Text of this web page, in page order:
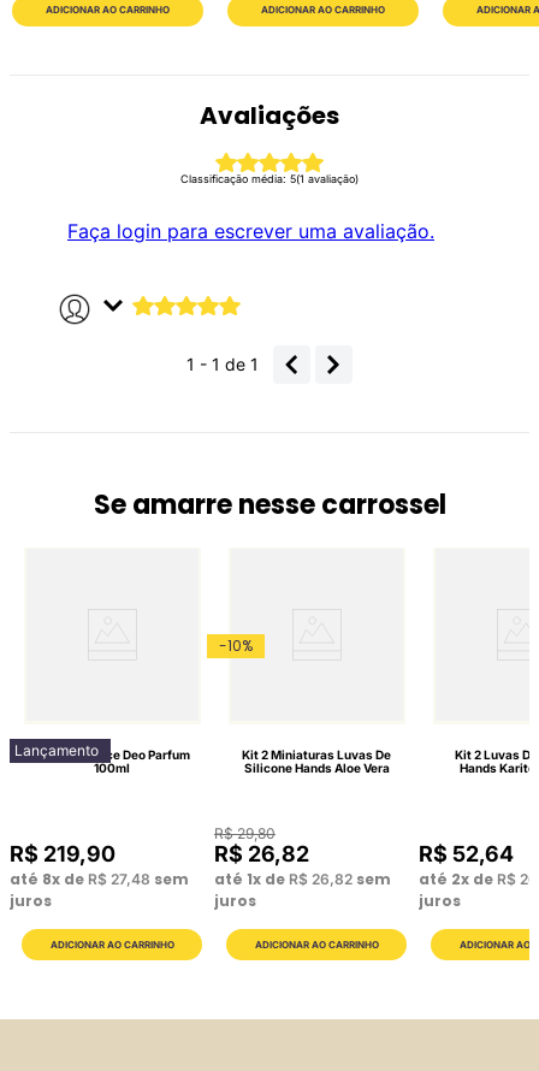
ADICIONAR AO CARRINHO ADICIONAR AO CARRINHO ADICIONAR
Avaliações
Classificação média: 5(1 avaliação)
Faça login para escrever uma avaliação.
1 - 1 de 1
Se amarre nesse carrossel
Lançamento
Lattitude Race Deo Parfum
100ml
R$ 219,90
até 8x de R$ 27,48 sem
juros
-10%
Kit 2 Miniaturas Luvas De
Silicone Hands Aloe Vera
R$ 29,80
R$ 26,82
até 1x de R$ 26,82 sem
juros
Kit 2 Luvas
Hands Karité
R$ 52,64
até 2x de R$ 26
juros